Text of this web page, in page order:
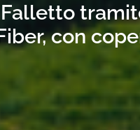
Falletto
con